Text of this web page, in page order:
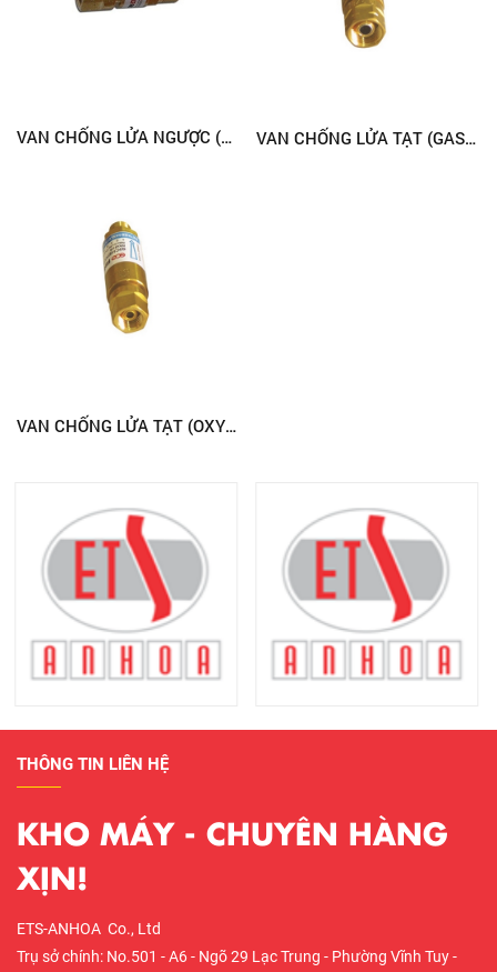
VAN CHỐNG LỬA NGƯỢC (GAS) - TAY VAN CHỐNG LỬA TẠT (GAS) - ĐỒNG HỒ
VAN CHỐNG LỬA TẠT (OXY) - ĐỒNG HỒ
THÔNG TIN LIÊN HỆ
KHO MÁY - CHUYÊN HÀNG
XỊN!
ETS-ANHOA Co., Ltd
Trụ sở chính: No.501 - A6 - Ngõ 29 Lạc Trung - Phường Vĩnh Tuy -